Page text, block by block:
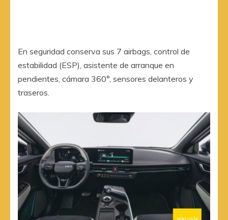
En seguridad conserva sus 7 airbags, control de
estabilidad (ESP), asistente de arranque en
pendientes, cámara 360°, sensores delanteros y
traseros.